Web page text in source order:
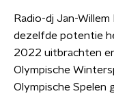
Radio-dj Jan-
dezelfde potentie
2022 uitbrachten
Olympische
Olympische Spelen